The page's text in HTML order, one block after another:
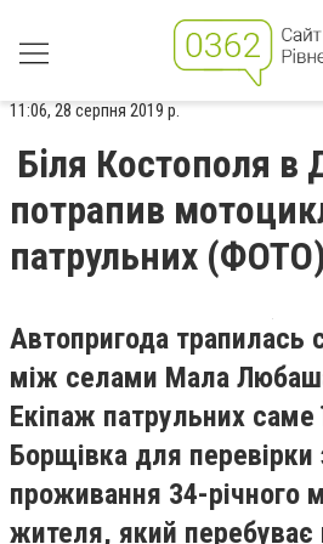
11:06, 28 серпня 2019 р.
Біля Костополя в
потрапив
патрульних
Автопригода трапилась
між селами Мала
Екіпаж патрульних саме
Борщівка для перевірки
проживання 34-річного
жителя, який